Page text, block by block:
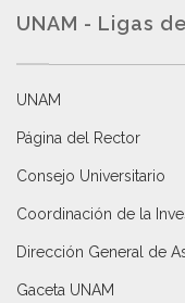
UNAM - Ligas
UNAM
Página del Rector
Consejo Universitario
Coordinación de la
Dirección General de
Gaceta UNAM